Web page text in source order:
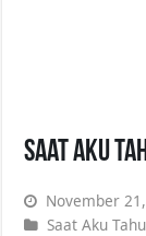
Saat Aku
November
Saat Aku Tahu